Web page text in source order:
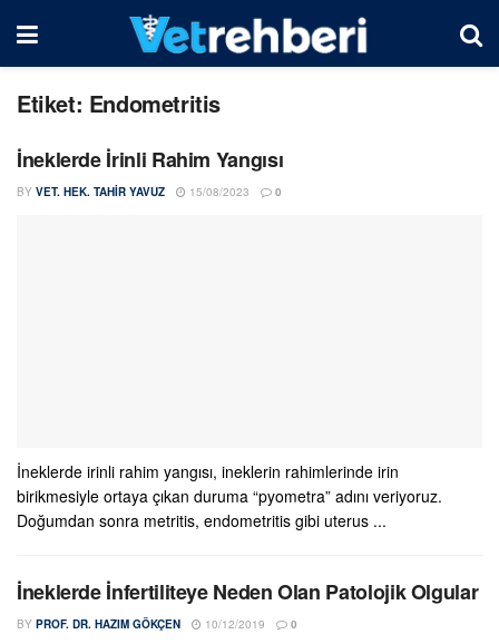
Etiket: Endometritis
İneklerde İrinli Rahim Yangısı
BY VET. HEK. TAHIR YAVUZ 15/08/2023 0
İneklerde irinli rahim yangısı, ineklerin rahimlerinde irin
birikmesiyle ortaya çıkan duruma “pyometra” adını veriyoruz.
Doğumdan sonra metritis, endometritis gibi uterus ...
İneklerde İnfertiliteye Neden Olan Patolojik Olgular
BY PROF. DR. HAZIM GÖKÇEN 10/12/2019 0